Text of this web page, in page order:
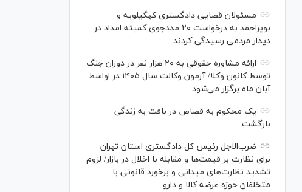
مسئولان قضایی دادگستری کهگیلویه و
بویراحمد به درخواست‌ ۲۰ مددجوی کمیته امداد در
دیدار مردمی رسیدگی کردند
ارائه مشاوره حقوقی به ۲۰ هزار نفر در دوران جنگ
توسط کانون وکلا/ آزمون وکالت سال ۱۴۰۵ در اواسط
آبان ماه برگزار می‌شود
یک محکوم به قصاص در بافت به زندگی
بازگشت
ضرب‌الاجل رئیس کل دادگستری استان تهران
برای نظارت بر قیمت‌ها و مقابله با اخلال در بازار/ لزوم
تشدید نظارت‌های میدانی و برخورد قانونی با
متخلفان حوزه عرضه کالا و دارو